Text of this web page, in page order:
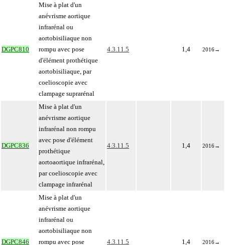
DGPC810
Mise à plat d'un
anévrisme aortique
infrarénal ou
aortobisiliaque non
rompu avec pose
d'élément prothétique
aortobisiliaque, par
coelioscopie avec
clampage suprarénal
4.3.11.5 1,4 2016→
DGPC836
Mise à plat d'un
anévrisme aortique
infrarénal non rompu
avec pose d'élément
prothétique
aortoaortique infrarénal,
par coelioscopie avec
clampage infrarénal
4.3.11.5 1,4 2016→
DGPC846
Mise à plat d'un
anévrisme aortique
infrarénal ou
aortobisiliaque non
rompu avec pose
4.3.11.5 1,4 2016→